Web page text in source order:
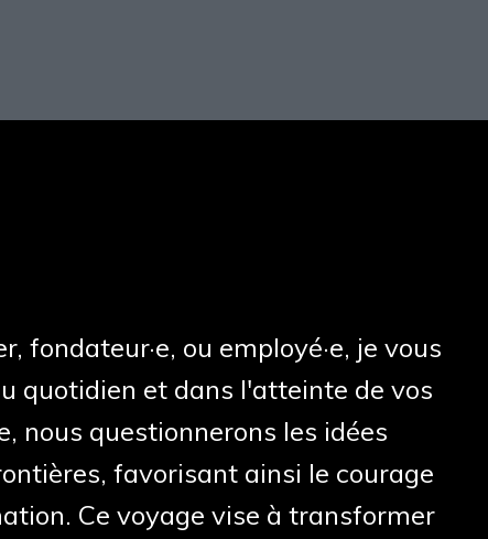
fondateur·e, ou employé·e, je vous
quotidien et dans l'atteinte de vos
nous questionnerons les idées
favorisant ainsi le courage
Ce voyage vise à transformer